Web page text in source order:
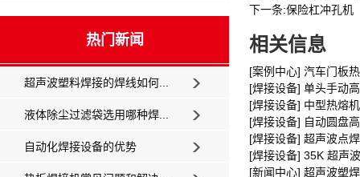
热门新闻
超声波塑料焊接的焊线如何...
液体除尘过滤袋选用哪种焊...
自动化焊接设备的优势
下一条:保险杠冲孔机
相关信息
[案例中心] 汽车门板
[焊接设备] 单头手动
[焊接设备] 中型热熔
[焊接设备] 自动圆盘
[焊接设备] 超声波点
[焊接设备] 35K 超声
[新闻中心] 超声波塑